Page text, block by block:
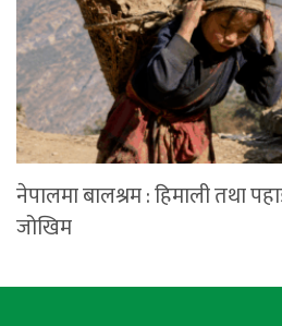
नेपालमा बालश्रम : हिमाली तथा
जोखिम